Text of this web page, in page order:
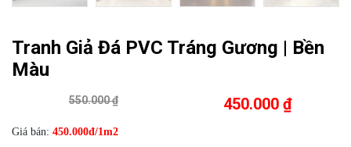
Tranh Giả Đá PVC Tráng Gương | Bền
Màu
550.000 ₫ 450.000 ₫
Giá bán: 450.000đ/1m2